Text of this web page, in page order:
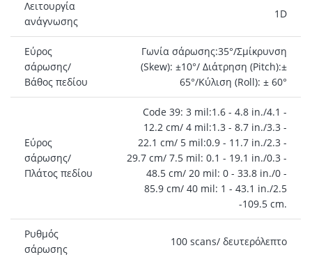
Λειτουργία
ανάγνωσης
1D
Εύρος
σάρωσης/
Βάθος πεδίου
Γωνία σάρωσης:35°/Σμίκρυνση
(Skew): ±10°/ Διάτρηση (Pitch):±
65°/Κύλιση (Roll): ± 60°
Εύρος
σάρωσης/
Πλάτος πεδίου
Code 39: 3 mil:1.6 - 4.8 in./4.1 -
12.2 cm/ 4 mil:1.3 - 8.7 in./3.3 -
22.1 cm/ 5 mil:0.9 - 11.7 in./2.3 -
29.7 cm/ 7.5 mil: 0.1 - 19.1 in./0.3 -
48.5 cm/ 20 mil: 0 - 33.8 in./0 -
85.9 cm/ 40 mil: 1 - 43.1 in./2.5
-109.5 cm.
Ρυθμός
σάρωσης
100 scans/ δευτερόλεπτο